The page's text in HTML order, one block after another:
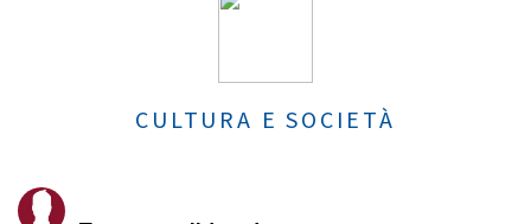
CULTURA E SOCIETÀ